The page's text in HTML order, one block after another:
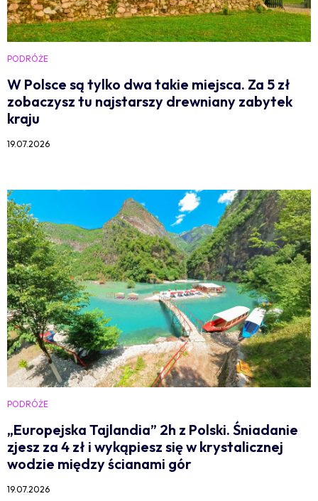
PODRÓŻE
W Polsce są tylko dwa takie miejsca. Za 5 zł
zobaczysz tu najstarszy drewniany zabytek
kraju
19.07.2026
PODRÓŻE
„Europejska Tajlandia” 2h z Polski. Śniadanie
zjesz za 4 zł i wykąpiesz się w krystalicznej
wodzie między ścianami gór
19.07.2026